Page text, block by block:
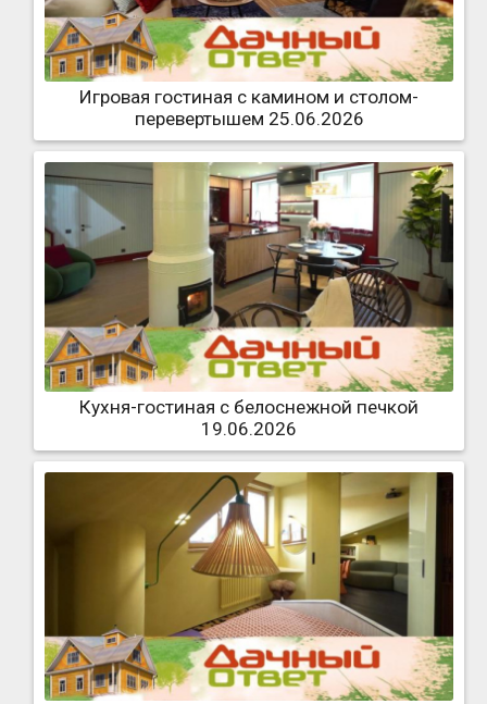
Игровая гостиная с камином и столом-
перевертышем 25.06.2026
Кухня-гостиная с белоснежной печкой
19.06.2026